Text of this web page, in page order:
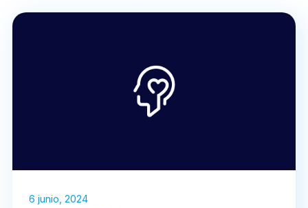
6 junio, 2024